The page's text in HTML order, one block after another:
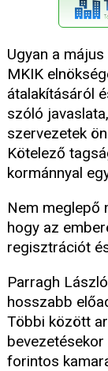
Ugyan a
MKIK
átalakításáról
szóló
szervezetek
Kötelező
kormánnyal
Nem meglepő
hogy az
regisztrációt
Parragh
hosszabb
Többi között
forintos